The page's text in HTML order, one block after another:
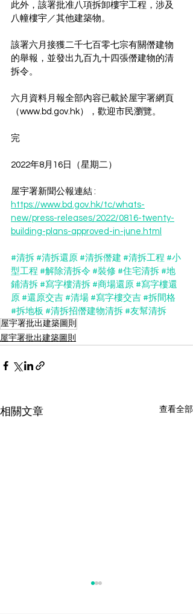
此外，該署批准八項拆卸樓宇工程，涉及
八幢樓宇／其他建築物。
該署六月接獲二千七百零七宗有關僭建物
的舉報，並發出九百九十四張僭建物的清
拆令。
六月資料月報全部內容已載於屋宇署網頁
（www.bd.gov.hk），歡迎市民瀏覽。
完
2022年8月16日（星期二）
屋宇署新聞公報連結 :
https://www.bd.gov.hk/tc/whats-
new/press-releases/2022/0816-twenty-
building-plans-approved-in-june.html
#清拆 #清拆還原 #清拆僭建 #清拆工程 #小
型工程 #解除清拆令 #裝修 #住宅清拆 #地
鋪清拆 #寫字樓清拆 #商場還原 #寫字樓還
原 #還原交吉 #清場 #寫字樓交吉 #拆間格
#拆地板 #清拆招僭建物清拆 #友幫清拆
屋宇署批出建築圖則
屋宇署批出建築圖則
相關文章 查看全部